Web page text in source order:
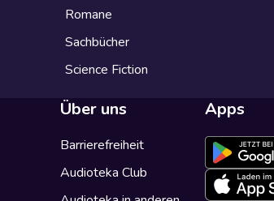
Romane
Sachbücher
Science Fiction
Über uns
Barrierefreiheit
Audioteka Club
Apps